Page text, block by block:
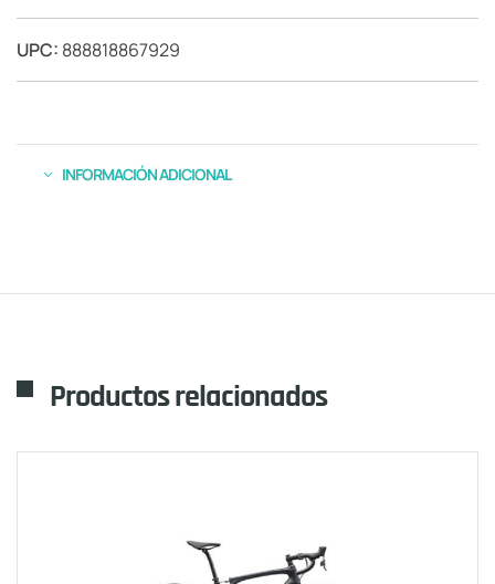
UPC: 888818867929
INFORMACIÓN ADICIONAL
Productos relacionados